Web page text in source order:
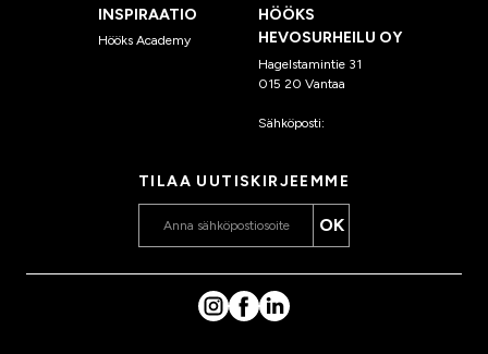
INSPIRAATIO
Hööks Academy
HÖÖKS
HEVOSURHEILU OY
Hagelstamintie 31
015 20 Vantaa
Sähköposti:
TILAA UUTISKIRJEEMME
OK